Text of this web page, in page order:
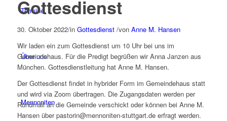
Termine
Über uns
Mennoniten
Gottesdienst
30. Oktober 2022/in Gottesdienst /von Anne M. Hansen
Wir laden ein zum Gottesdienst um 10 Uhr bei uns im
Gemeindehaus. Für die Predigt begrüßen wir Anna Janzen aus
München. Gottesdienstleitung hat Anne M. Hansen.
Der Gottesdienst findet in hybrider Form im Gemeindehaus statt
und wird via Zoom übertragen. Die Zugangsdaten werden per
Rundmail an die Gemeinde verschickt oder können bei Anne M.
Hansen über pastorin@mennoniten-stuttgart.de erfragt werden.